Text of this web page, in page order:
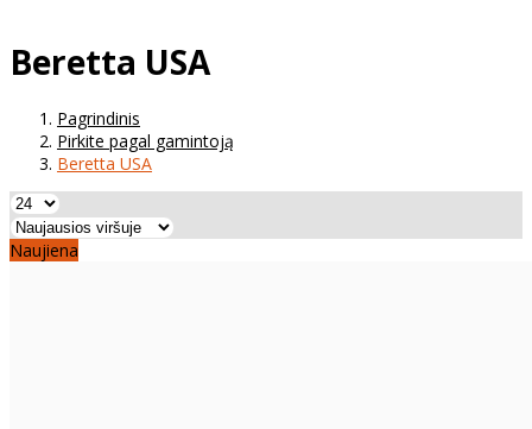
Beretta USA
Pagrindinis
Pirkite pagal gamintoją
Beretta USA
Naujiena